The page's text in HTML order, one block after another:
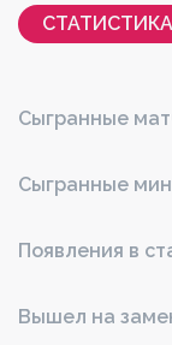
СТАТИСТИКА
Сыгранные
Сыгранные
Появления в
Вышел на